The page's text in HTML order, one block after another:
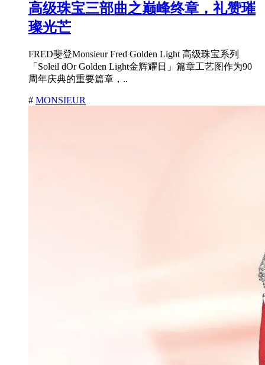
高级珠宝三部曲之巅峰终章，礼赞璀
璨光芒
FRED斐登Monsieur Fred Golden Light 高级珠宝系列
「Soleil dOr Golden Light金辉耀日」篇章工艺图作为90
周年庆典的重要篇章，..
# MONSIEUR